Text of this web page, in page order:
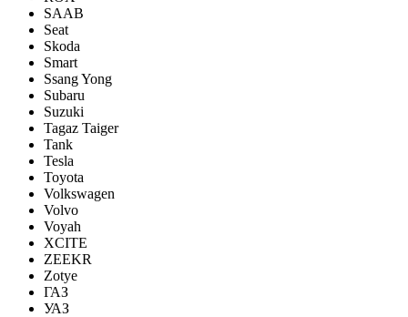
SAAB
Seat
Skoda
Smart
Ssang Yong
Subaru
Suzuki
Tagaz Taiger
Tank
Tesla
Toyota
Volkswagen
Volvo
Voyah
XCITE
ZEEKR
Zotye
ГАЗ
УАЗ